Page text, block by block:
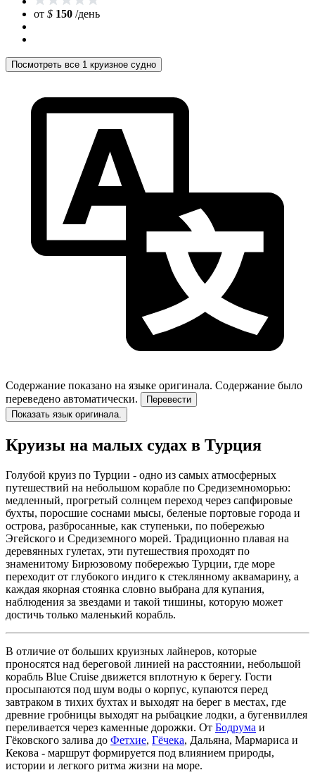
от $ 150 /день
Посмотреть все 1 круизное судно
Содержание показано на языке оригинала. Содержание было
переведено автоматически.
Перевести
Показать язык оригинала.
Круизы на малых судах в Турция
Голубой круиз по Турции - одно из самых атмосферных
путешествий на небольшом корабле по Средиземноморью:
медленный, прогретый солнцем переход через сапфировые
бухты, поросшие соснами мысы, беленые портовые города и
острова, разбросанные, как ступеньки, по побережью
Эгейского и Средиземного морей. Традиционно плавая на
деревянных гулетах, эти путешествия проходят по
знаменитому Бирюзовому побережью Турции, где море
переходит от глубокого индиго к стеклянному аквамарину, а
каждая якорная стоянка словно выбрана для купания,
наблюдения за звездами и такой тишины, которую может
достичь только маленький корабль.
В отличие от больших круизных лайнеров, которые
проносятся над береговой линией на расстоянии, небольшой
корабль Blue Cruise движется вплотную к берегу. Гости
просыпаются под шум воды о корпус, купаются перед
завтраком в тихих бухтах и выходят на берег в местах, где
древние гробницы выходят на рыбацкие лодки, а бугенвиллея
переливается через каменные дорожки. От Бодрума и
Гёковского залива до Фетхие, Гёчека, Дальяна, Мармариса и
Кекова - маршрут формируется под влиянием природы,
истории и легкого ритма жизни на море.